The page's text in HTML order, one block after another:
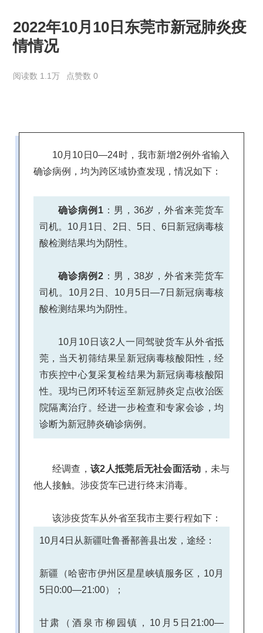
2022年10月10日东莞市新冠肺炎疫
情情况
阅读数 1.1万 点赞数 0
10月10日0—24时，我市新增2例外省输入
确诊病例，均为跨区域协查发现，情况如下：
确诊病例1：男，36岁，外省来莞货车
司机。10月1日、2日、5日、6日新冠病毒核
酸检测结果均为阴性。
确诊病例2：男，38岁，外省来莞货车
司机。10月2日、10月5日—7日新冠病毒核
酸检测结果均为阴性。
10月10日该2人一同驾驶货车从外省抵
莞，当天初筛结果呈新冠病毒核酸阳性，经
市疾控中心复采复检结果为新冠病毒核酸阳
性。现均已闭环转运至新冠肺炎定点收治医
院隔离治疗。经进一步检查和专家会诊，均
诊断为新冠肺炎确诊病例。
经调查， 该2人抵莞后无社会面活动 ，未与
他人接触。涉疫货车已进行终末消毒。
该涉疫货车从外省至我市主要行程如下：
10月4日从新疆吐鲁番鄯善县出发，途经：
新疆（哈密市伊州区星星峡镇服务区，10月
5日0:00—21:00）；
甘肃（酒泉市柳园镇，10月5日21:00—